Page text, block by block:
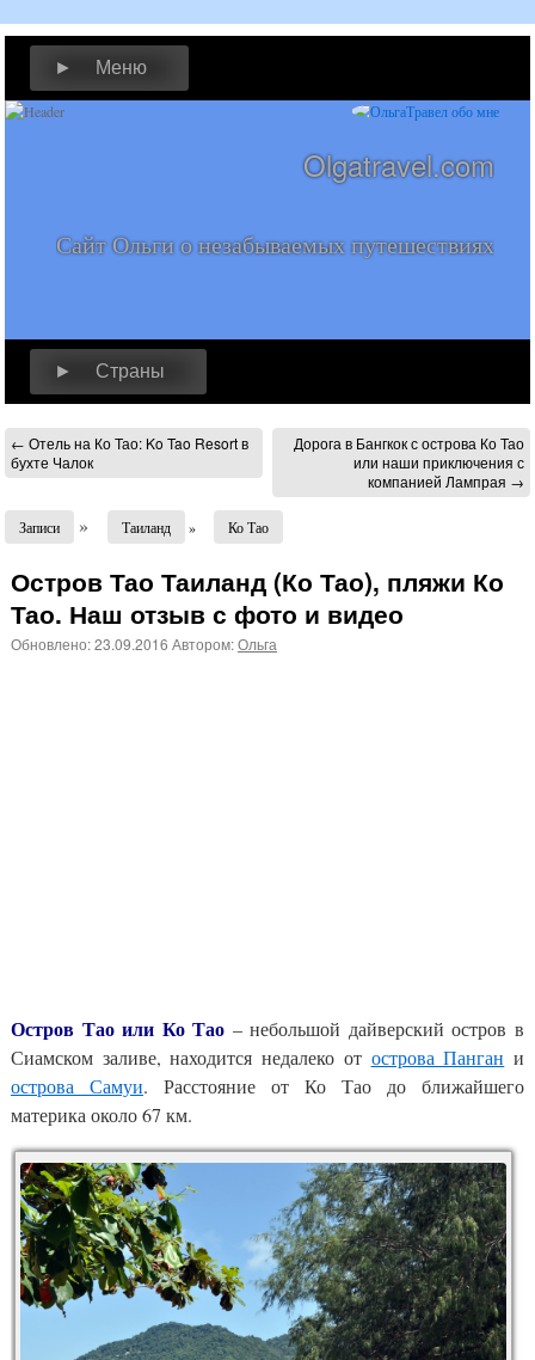
► Меню
Olgatravel.com
Сайт Ольги о незабываемых путешествиях
► Страны
← Отель на Ко Тао: Ko Tao Resort в
бухте Чалок
Дорога в Бангкок с острова Ко Тао
или наши приключения с
компанией Лампрая →
Записи » Таиланд » Ко Тао
Остров Тао Таиланд (Ко Тао), пляжи Ко
Тао. Наш отзыв с фото и видео
Обновлено:23.09.2016 Автором:Ольга
Остров Тао или Ко Тао – небольшой дайверский остров в
Сиамском заливе, находится недалеко от острова Панган и
острова Самуи. Расстояние от Ко Тао до ближайшего
материка около 67 км.